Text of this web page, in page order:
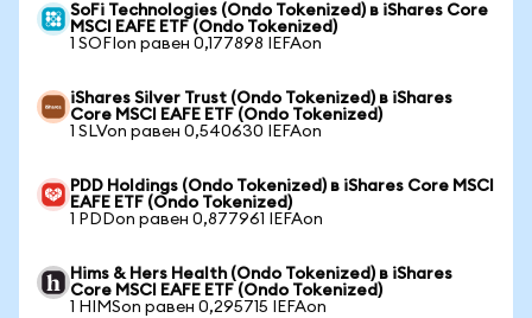
SoFi Technologies (Ondo Tokenized) в iShares Core
MSCI EAFE ETF (Ondo Tokenized)
1 SOFIon равен 0,177898 IEFAon
iShares Silver Trust (Ondo Tokenized) в iShares
Core MSCI EAFE ETF (Ondo Tokenized)
1 SLVon равен 0,540630 IEFAon
PDD Holdings (Ondo Tokenized) в iShares Core MSCI
EAFE ETF (Ondo Tokenized)
1 PDDon равен 0,877961 IEFAon
Hims & Hers Health (Ondo Tokenized) в iShares
Core MSCI EAFE ETF (Ondo Tokenized)
1 HIMSon равен 0,295715 IEFAon